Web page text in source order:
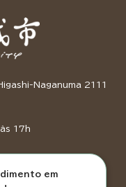
Naganuma 2111
17h
em